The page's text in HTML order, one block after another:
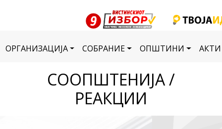
ОРГАНИЗАЦИЈА СОБРАНИЕ ОПШТИНИ АКТИ
СООПШТЕНИЈА /
РЕАКЦИИ